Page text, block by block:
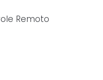
Remoto